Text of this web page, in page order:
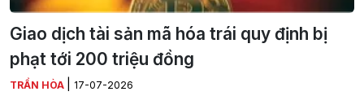
Giao dịch tài sản mã hóa trái quy định bị
phạt tới 200 triệu đồng
TRẦN HÒA 17-07-2026